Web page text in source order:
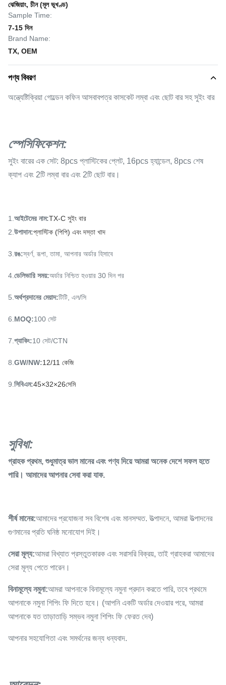
ঝেজিয়াং, চীন (মূল ভূখণ্ড)
Sample Time:
7-15 দিন
Brand Name:
TX, OEM
পণ্য বিবরণ
অন্ত্যেষ্টিক্রিয়া গোল্ডেন কফিন আসবাবপত্র কাসকেট লম্বা এবং ছোট বার সহ সুইং বার
স্পেসিফিকেশন:
সুইং বারের এক সেট: 8pcs প্লাস্টিকের প্লেট, 16pcs হ্যান্ডেল, 8pcs শেষ
ক্যাপ এবং 2টি লম্বা বার এবং 2টি ছোট বার।
1. আইটেমের নাম:TX-C সুইং বার
2. উপাদান:প্লাস্টিক (পিপি) এবং দস্তা খাদ
3. রঙ:স্বর্ণ, রূপা, তামা, আপনার অর্ডার হিসাবে
4. ডেলিভারি সময়:অর্ডার নিশ্চিত হওয়ার 30 দিন পর
5. অর্থপ্রদানের মেয়াদ:টিটি, এল/সি
6. MOQ:100 সেট
7. প্যাকিং:10 সেট/CTN
8. GW/NW:12/11 কেজি
9. সিবিএম:45×32×26সেমি
সুবিধা:
গ্রাহক প্রথম, শুধুমাত্র ভাল মানের এবং পণ্য দিয়ে আমরা অনেক দেশে সফল হতে
পারি। আমাদের আপনার সেবা করা যাক.
শীর্ষ মানের:আমাদের প্রযোজনা সব বিশেষ এবং মানসম্মত. উত্পাদনে, আমরা উত্পাদনের
গুণমানের প্রতি ঘনিষ্ঠ মনোযোগ দিই।
সেরা মূল্য:আমরা বিখ্যাত প্রস্তুতকারক এবং সরাসরি বিক্রয়, তাই গ্রাহকরা আমাদের
সেরা মূল্য পেতে পারেন।
বিনামূল্যে নমুনা:আমরা আপনাকে বিনামূল্যে নমুনা প্রদান করতে পারি, তবে প্রথমে
আপনাকে নমুনা শিপিং ফি দিতে হবে। (আপনি একটি অর্ডার দেওয়ার পরে, আমরা
আপনাকে যত তাড়াতাড়ি সম্ভব নমুনা শিপিং ফি ফেরত দেব)
আপনার সহযোগিতা এবং সমর্থনের জন্য ধন্যবাদ.